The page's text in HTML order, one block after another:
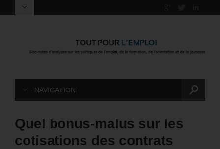
NAVIGATION
Quel bonus-malus sur les
cotisations des contrats